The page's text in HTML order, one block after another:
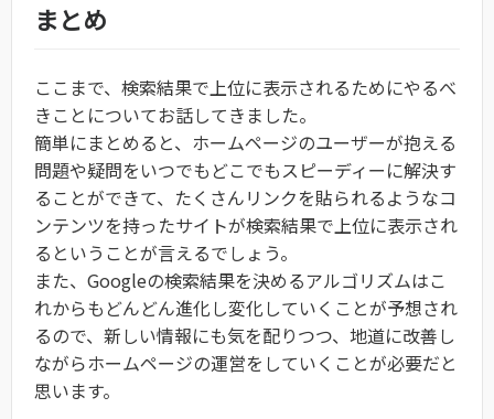
まとめ
ここまで、検索結果で上位に表示されるためにやるべ
きことについてお話してきました。
簡単にまとめると、ホームページのユーザーが抱える
問題や疑問をいつでもどこでもスピーディーに解決す
ることができて、たくさんリンクを貼られるようなコ
ンテンツを持ったサイトが検索結果で上位に表示され
るということが言えるでしょう。
また、Googleの検索結果を決めるアルゴリズムはこ
れからもどんどん進化し変化していくことが予想され
るので、新しい情報にも気を配りつつ、地道に改善し
ながらホームページの運営をしていくことが必要だと
思います。